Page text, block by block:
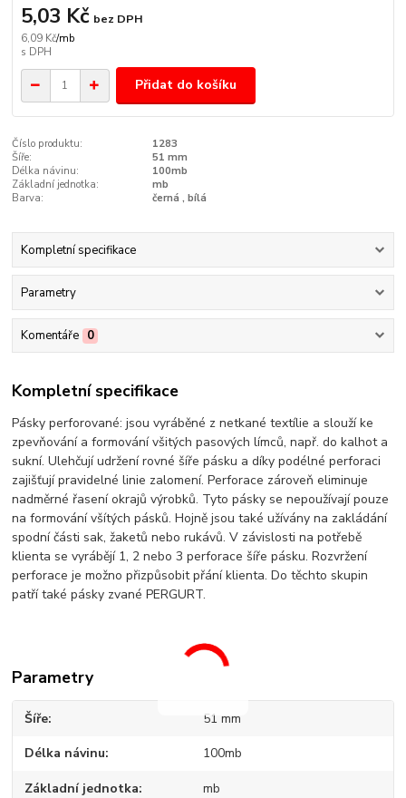
6,09 Kč/mb
5,03 Kč bez DPH
Přidat do košíku
Číslo produktu:
1283
Šíře:
51 mm
Délka návinu:
100mb
Základní jednotka:
mb
Barva:
černá , bílá
Kompletní specifikace
Parametry
Komentáře 0
Kompletní specifikace
Pásky perforované: jsou vyráběné z netkané textílie a slouží ke
zpevňování a formování všitých pasových límců, např. do kalhot a
sukní. Ulehčují udržení rovné šíře pásku a díky podélné perforaci
zajišťují pravidelné linie zalomení. Perforace zároveň eliminuje
nadměrné řasení okrajů výrobků. Tyto pásky se nepoužívají pouze
na formování všítých pásků. Hojně jsou také užívány na zakládání
spodní části sak, žaketů nebo rukávů. V závislosti na potřebě
klienta se vyrábějí 1, 2 nebo 3 perforace šíře pásku. Rozvržení
perforace je možno přizpůsobit přání klienta. Do těchto skupin
patří také pásky zvané PERGURT.
Parametry
Šíře 51 mm
Délka návinu 100mb
Základní jednotka mb